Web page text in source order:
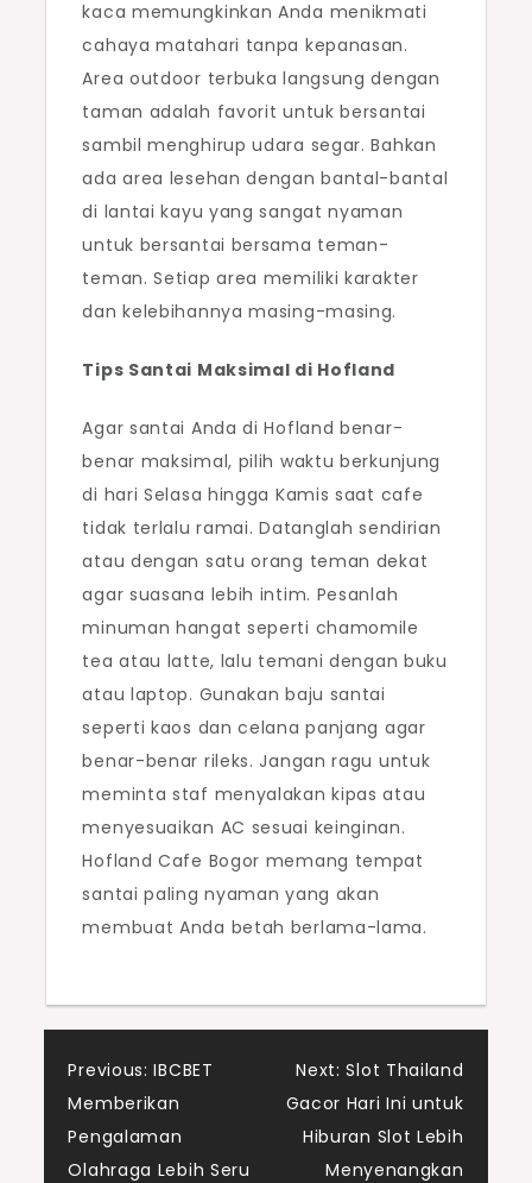
kaca memungkinkan Anda menikmati
cahaya matahari tanpa kepanasan.
Area outdoor terbuka langsung dengan
taman adalah favorit untuk bersantai
sambil menghirup udara segar. Bahkan
ada area lesehan dengan bantal-bantal
di lantai kayu yang sangat nyaman
untuk bersantai bersama teman-
teman. Setiap area memiliki karakter
dan kelebihannya masing-masing.
Tips Santai Maksimal di Hofland
Agar santai Anda di Hofland benar-
benar maksimal, pilih waktu berkunjung
di hari Selasa hingga Kamis saat cafe
tidak terlalu ramai. Datanglah sendirian
atau dengan satu orang teman dekat
agar suasana lebih intim. Pesanlah
minuman hangat seperti chamomile
tea atau latte, lalu temani dengan buku
atau laptop. Gunakan baju santai
seperti kaos dan celana panjang agar
benar-benar rileks. Jangan ragu untuk
meminta staf menyalakan kipas atau
menyesuaikan AC sesuai keinginan.
Hofland Cafe Bogor memang tempat
santai paling nyaman yang akan
membuat Anda betah berlama-lama.
Navigasi
pos
Previous: IBCBET
Memberikan
Pengalaman
Olahraga Lebih Seru
Next: Slot Thailand
Gacor Hari Ini untuk
Hiburan Slot Lebih
Menyenangkan